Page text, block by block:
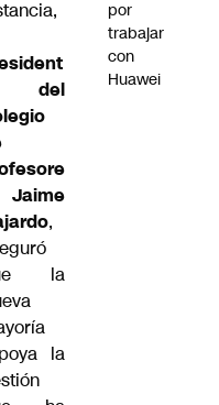
del
,
la
la
por
trabajar
con
Huawei